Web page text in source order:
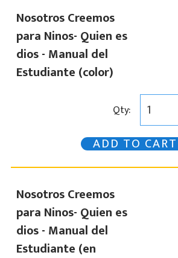
Qty:
Nosotros Creemos
para Ninos- Quien es
dios - Manual del
Estudiante (color)
ADD TO CART
Nosotros Creemos
para Ninos- Quien es
dios - Manual del
Estudiante (en